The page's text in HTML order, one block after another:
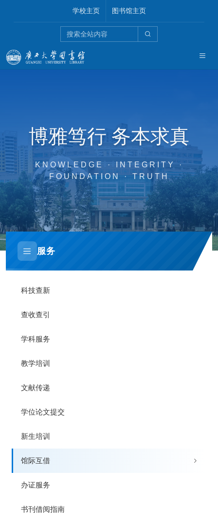
学校主页 图书馆主页
博雅笃行 务本求真
KNOWLEDGE · INTEGRITY ·
FOUNDATION · TRUTH
服务
科技查新
查收查引
学科服务
教学培训
文献传递
学位论文提交
新生培训
馆际互借
办证服务
书刊借阅指南